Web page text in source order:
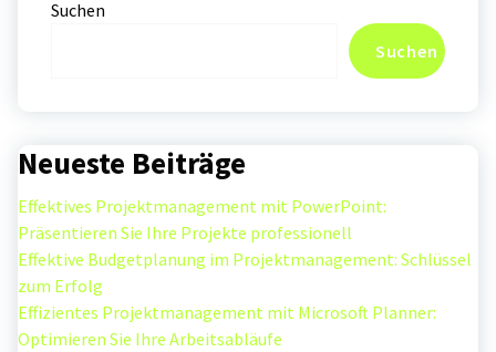
Suchen
Suchen
Neueste Beiträge
Effektives Projektmanagement mit PowerPoint:
Präsentieren Sie Ihre Projekte professionell
Effektive Budgetplanung im Projektmanagement: Schlüssel
zum Erfolg
Effizientes Projektmanagement mit Microsoft Planner:
Optimieren Sie Ihre Arbeitsabläufe